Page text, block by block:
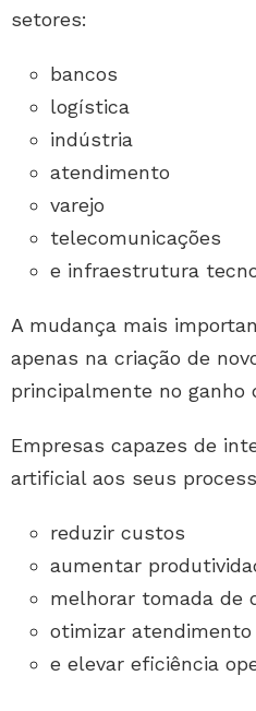
setores:
bancos
logística
indústria
atendimento
varejo
telecomunicações
e infraestrutura
A mudança mais
apenas na criação de
principalmente no ganho
Empresas capazes de
artificial aos seus
reduzir custos
aumentar
melhorar tomada de
otimizar atendimento
e elevar eficiência